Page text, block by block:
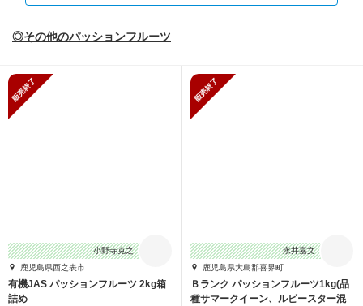
◎その他のパッションフルーツ
小野寺克之
鹿児島県西之表市
有機JAS パッションフルーツ 2kg箱
詰め
永井嘉文
鹿児島県大島郡喜界町
Ｂランク パッションフルーツ1kg(品
種サマークイーン、ルビースター混